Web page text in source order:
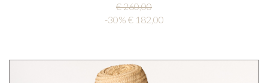
€ 260,00
-30% € 182,00